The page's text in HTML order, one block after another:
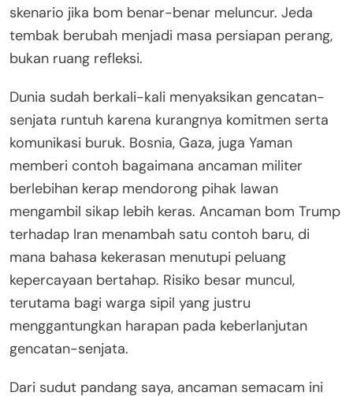
skenario jika bom benar-benar meluncur. Jeda
tembak berubah menjadi masa persiapan perang,
bukan ruang refleksi.
Dunia sudah berkali-kali menyaksikan gencatan-
senjata runtuh karena kurangnya komitmen serta
komunikasi buruk. Bosnia, Gaza, juga Yaman
memberi contoh bagaimana ancaman militer
berlebihan kerap mendorong pihak lawan
mengambil sikap lebih keras. Ancaman bom Trump
terhadap Iran menambah satu contoh baru, di
mana bahasa kekerasan menutupi peluang
kepercayaan bertahap. Risiko besar muncul,
terutama bagi warga sipil yang justru
menggantungkan harapan pada keberlanjutan
gencatan-senjata.
Dari sudut pandang saya, ancaman semacam ini